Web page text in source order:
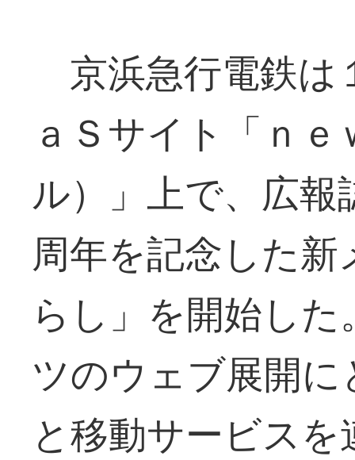
京浜急行電鉄は
ａＳサイト「ｎ
ル）」上で、広
周年を記念した
らし」を開始し
ツのウェブ展開
と移動サービス